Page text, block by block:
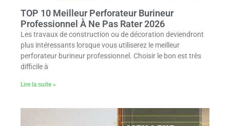
TOP 10 Meilleur Perforateur Burineur
Professionnel À Ne Pas Rater 2026
Les travaux de construction ou de décoration deviendront
plus intéressants lorsque vous utiliserez le meilleur
perforateur burineur professionnel. Choisir le bon est très
difficile à
Lire la suite »